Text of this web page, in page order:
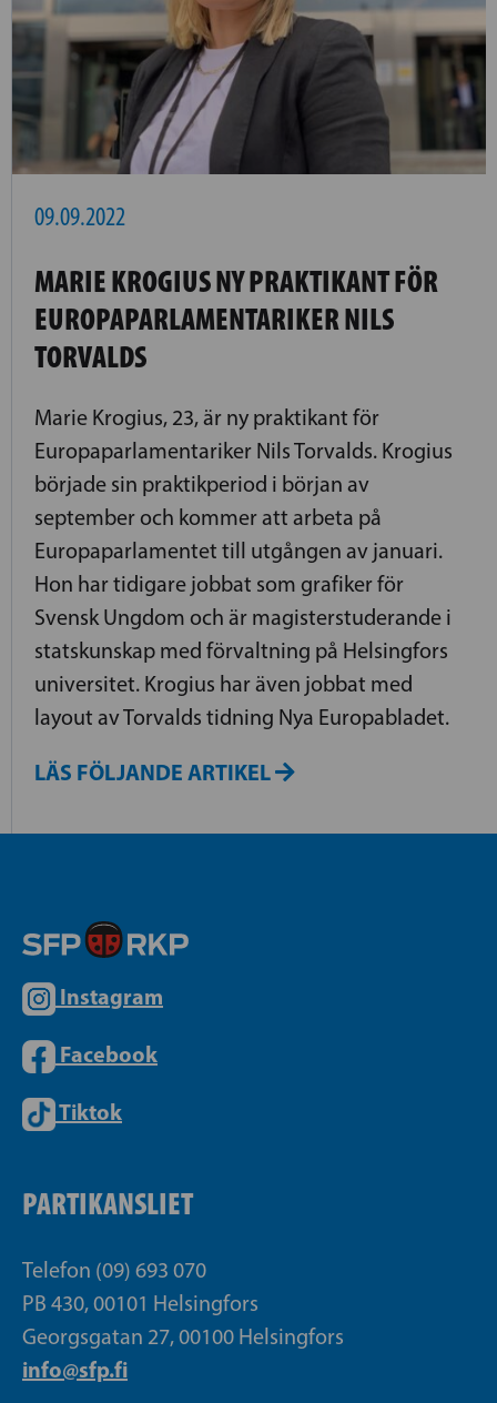
09.09.2022
MARIE KROGIUS NY PRAKTIKANT FÖR
EUROPAPARLAMENTARIKER NILS
TORVALDS
Marie Krogius, 23, är ny praktikant för
Europaparlamentariker Nils Torvalds. Krogius
började sin praktikperiod i början av
september och kommer att arbeta på
Europaparlamentet till utgången av januari.
Hon har tidigare jobbat som grafiker för
Svensk Ungdom och är magisterstuderande i
statskunskap med förvaltning på Helsingfors
universitet. Krogius har även jobbat med
layout av Torvalds tidning Nya Europabladet.
LÄS FÖLJANDE ARTIKEL
Instagram
Facebook
Tiktok
PARTIKANSLIET
Telefon (09) 693 070
PB 430, 00101 Helsingfors
Georgsgatan 27, 00100 Helsingfors
info@sfp.fi